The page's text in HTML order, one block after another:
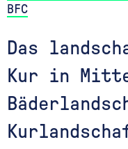
BFC
Das
Kur in